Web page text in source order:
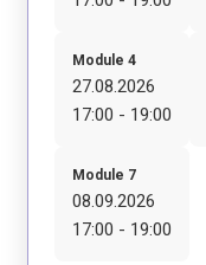
Module 4
27.08.2026
17:00 - 19:00
Module 7
08.09.2026
17:00 - 19:00